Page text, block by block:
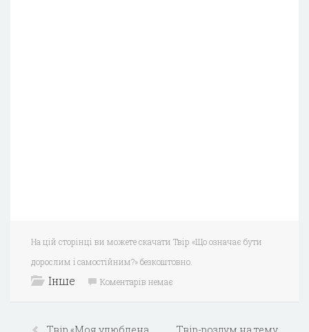
На цій сторінці ви можете скачати Твір «Що означає бути
дорослим i самостійним?» безкоштовно.
Інше Коментарів немає